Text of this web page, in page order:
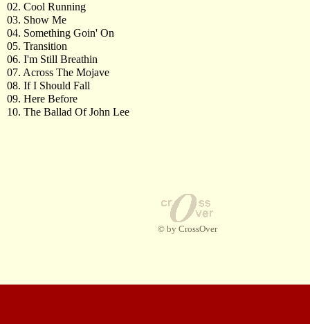
02. Cool Running
03. Show Me
04. Something Goin' On
05. Transition
06. I'm Still Breathin
07. Across The Mojave
08. If I Should Fall
09. Here Before
10. The Ballad Of John Lee
© by CrossOver